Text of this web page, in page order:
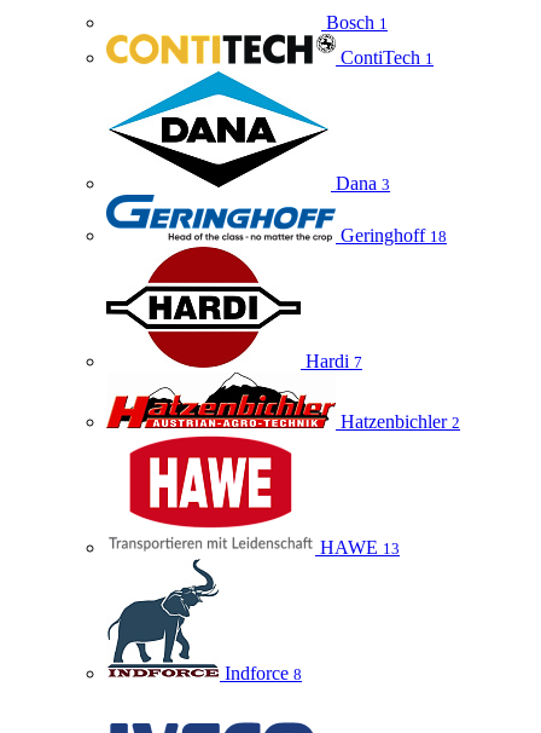
Bosch 1
ContiTech 1
Dana 3
Geringhoff 18
Hardi 7
Hatzenbichler 2
HAWE 13
Indforce 8